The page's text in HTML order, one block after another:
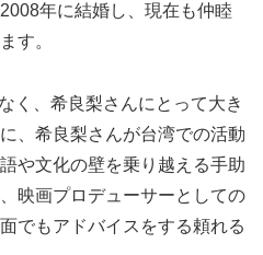
年に結婚し、現在も仲睦
す。
く、希良梨さんにとって大き
、希良梨さんが台湾での活動
や文化の壁を乗り越える手助
映画プロデューサーとしての
でもアドバイスをする頼れる